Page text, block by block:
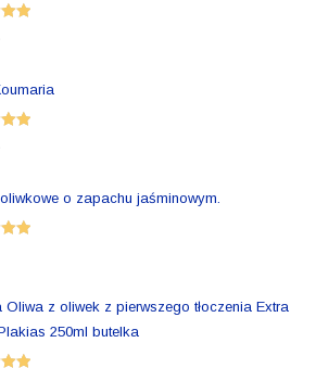
o zapachu jaśminowym.
Oliwa z oliwek z pierwszego tłoczenia Extra
250ml butelka